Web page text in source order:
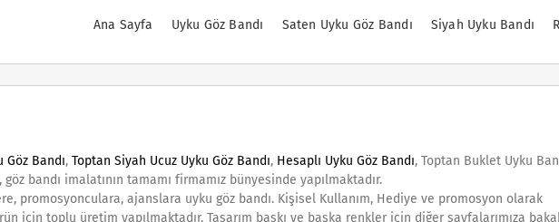
Ana Sayfa Uyku Göz Bandı Saten Uyku Göz Bandı Siyah Uyku Bandı
Göz Bandı, Toptan Siyah Ucuz Uyku Göz Bandı, Hesaplı Uyku Göz Bandı, Toptan Buklet Uyku
göz bandı imalatının tamamı firmamız bünyesinde yapılmaktadır.
promosyonculara, ajanslara uyku göz bandı. Kişisel Kullanım, Hediye ve promosyon olarak
için toplu üretim yapılmaktadır. Tasarım baskı ve başka renkler için diğer sayfalarımıza